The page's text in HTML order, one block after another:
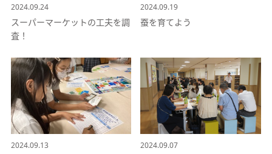
2024.09.24
スーパーマーケットの工夫を調
査！
2024.09.19
蚕を育てよう
2024.09.13 2024.09.07